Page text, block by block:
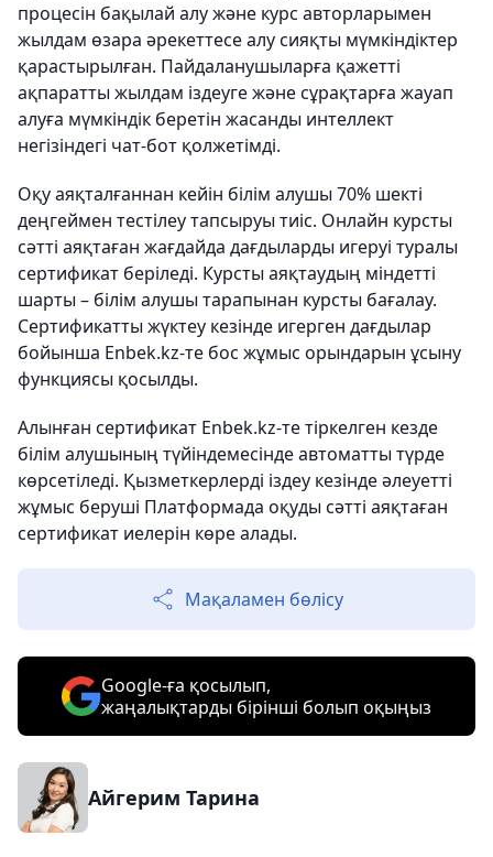
процесін бақылай алу және курс авторларымен
жылдам өзара әрекеттесе алу сияқты мүмкіндіктер
қарастырылған. Пайдаланушыларға қажетті
ақпаратты жылдам іздеуге және сұрақтарға жауап
алуға мүмкіндік беретін жасанды интеллект
негізіндегі чат-бот қолжетімді.
Оқу аяқталғаннан кейін білім алушы 70% шекті
деңгеймен тестілеу тапсыруы тиіс. Онлайн курсты
сәтті аяқтаған жағдайда дағдыларды игеруі туралы
сертификат беріледі. Курсты аяқтаудың міндетті
шарты – білім алушы тарапынан курсты бағалау.
Сертификатты жүктеу кезінде игерген дағдылар
бойынша Enbek.kz-те бос жұмыс орындарын ұсыну
функциясы қосылды.
Алынған сертификат Enbek.kz-те тіркелген кезде
білім алушының түйіндемесінде автоматты түрде
көрсетіледі. Қызметкерлерді іздеу кезінде әлеуетті
жұмыс беруші Платформада оқуды сәтті аяқтаған
сертификат иелерін көре алады.
Мақаламен бөлісу
Google-ға қосылып,
жаңалықтарды бірінші болып оқыңыз
Айгерим Тарина